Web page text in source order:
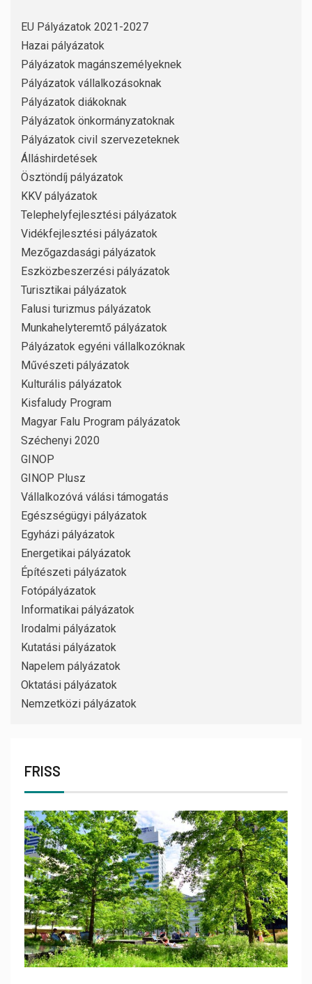
EU Pályázatok 2021-2027
Hazai pályázatok
Pályázatok magánszemélyeknek
Pályázatok vállalkozásoknak
Pályázatok diákoknak
Pályázatok önkormányzatoknak
Pályázatok civil szervezeteknek
Álláshirdetések
Ösztöndíj pályázatok
KKV pályázatok
Telephelyfejlesztési pályázatok
Vidékfejlesztési pályázatok
Mezőgazdasági pályázatok
Eszközbeszerzési pályázatok
Turisztikai pályázatok
Falusi turizmus pályázatok
Munkahelyteremtő pályázatok
Pályázatok egyéni vállalkozóknak
Művészeti pályázatok
Kulturális pályázatok
Kisfaludy Program
Magyar Falu Program pályázatok
Széchenyi 2020
GINOP
GINOP Plusz
Vállalkozóvá válási támogatás
Egészségügyi pályázatok
Egyházi pályázatok
Energetikai pályázatok
Építészeti pályázatok
Fotópályázatok
Informatikai pályázatok
Irodalmi pályázatok
Kutatási pályázatok
Napelem pályázatok
Oktatási pályázatok
Nemzetközi pályázatok
FRISS